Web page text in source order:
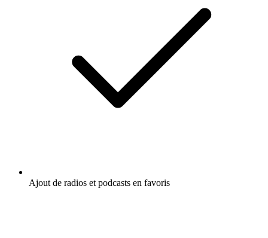
Ajout de radios et podcasts en favoris